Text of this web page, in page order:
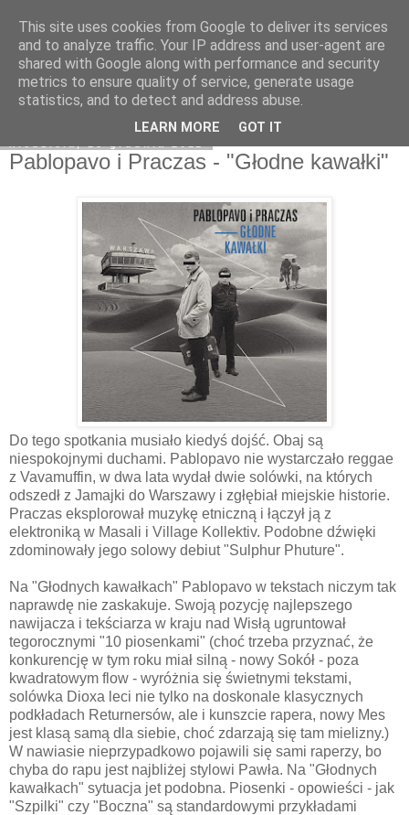
Na obrzeżach
Pablopavo i Praczas - "Głodne kawałki"
Do tego spotkania musiało kiedyś dojść. Obaj są
niespokojnymi duchami. Pablopavo nie wystarczało reggae
z Vavamuffin, w dwa lata wydał dwie solówki, na których
odszedł z Jamajki do Warszawy i zgłębiał miejskie historie.
Praczas eksplorował muzykę etniczną i łączył ją z
elektroniką w Masali i Village Kollektiv. Podobne dźwięki
zdominowały jego solowy debiut "Sulphur Phuture".
Na "Głodnych kawałkach" Pablopavo w tekstach niczym tak
naprawdę nie zaskakuje. Swoją pozycję najlepszego
nawijacza i tekściarza w kraju nad Wisłą ugruntował
tegorocznymi "10 piosenkami" (choć trzeba przyznać, że
konkurencję w tym roku miał silną - nowy Sokół - poza
kwadratowym flow - wyróżnia się świetnymi tekstami,
solówka Dioxa leci nie tylko na doskonale klasycznych
podkładach Returnersów, ale i kunszcie rapera, nowy Mes
jest klasą samą dla siebie, choć zdarzają się tam mielizny.)
W nawiasie nieprzypadkowo pojawili się sami raperzy, bo
chyba do rapu jest najbliżej stylowi Pawła. Na "Głodnych
kawałkach" sytuacja jet podobna. Piosenki - opowieści - jak
"Szpilki" czy "Boczna" są standardowymi przykładami
This site uses cookies from Google to deliver its services
and to analyze traffic. Your IP address and user-agent are
shared with Google along with performance and security
metrics to ensure quality of service, generate usage
statistics, and to detect and address abuse.
LEARN MORE GOT IT